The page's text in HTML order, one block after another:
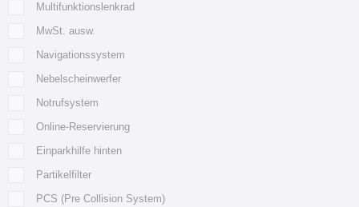
Multifunktionslenkrad
MwSt. ausw.
Navigationssystem
Nebelscheinwerfer
Notrufsystem
Online-Reservierung
Einparkhilfe hinten
Partikelfilter
PCS (Pre Collision System)